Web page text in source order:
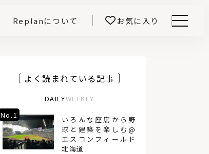
Replanについて お気に入り
よく読まれている記事
DAILYWEEKLY
No.1
いろんな座席から野
球と建築を楽しむ@
エスコンフィールド
北海道